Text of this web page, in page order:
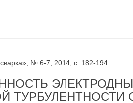
№ 6-7, 2014, с. 182-194